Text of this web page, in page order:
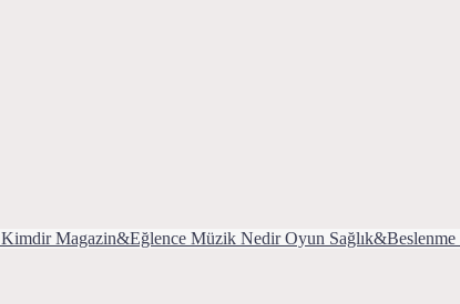
Kimdir Magazin&Eğlence Müzik Nedir Oyun Sağlık&Beslenme